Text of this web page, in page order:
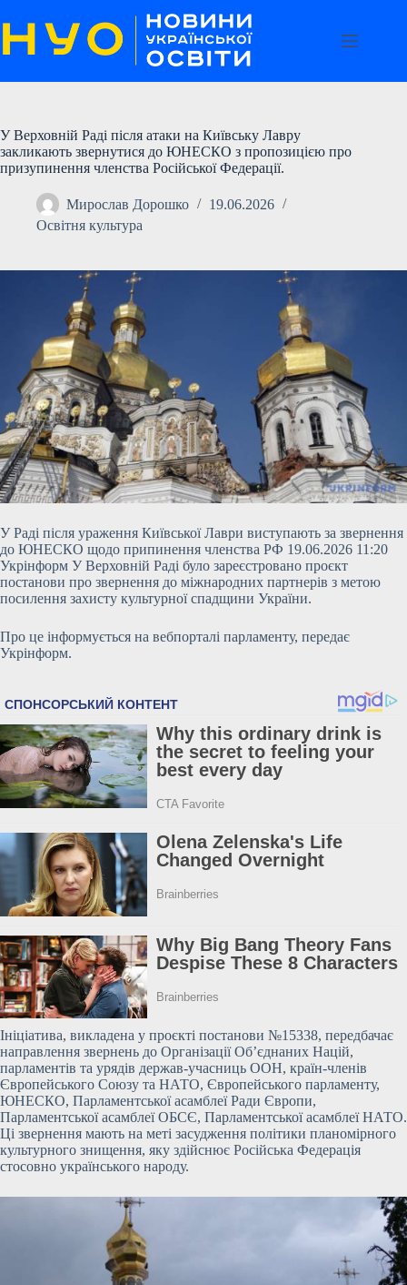
до
вмісту
У Верховній Раді після атаки на Київську Лавру
закликають звернутися до ЮНЕСКО з пропозицією про
призупинення членства Російської Федерації.
Мирослав Дорошко
19.06.2026
Освітня культура
У Раді після ураження Київської Лаври виступають за звернення
до ЮНЕСКО щодо припинення членства РФ 19.06.2026 11:20
Укрінформ У Верховній Раді було зареєстровано проєкт
постанови про звернення до міжнародних партнерів з метою
посилення захисту культурної спадщини України.
Про це інформується на вебпорталі парламенту, передає
Укрінформ.
Ініціатива, викладена у проєкті постанови №15338, передбачає
направлення звернень до Організації Об’єднаних Націй,
парламентів та урядів держав-учасниць ООН, країн-членів
Європейського Союзу та НАТО, Європейського парламенту,
ЮНЕСКО, Парламентської асамблеї Ради Європи,
Парламентської асамблеї ОБСЄ, Парламентської асамблеї НАТО.
Ці звернення мають на меті засудження політики планомірного
культурного знищення, яку здійснює Російська Федерація
стосовно українського народу.